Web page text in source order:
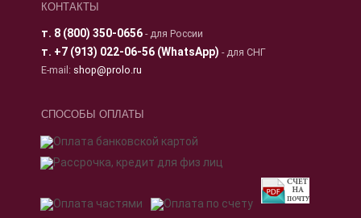
КОНТАКТЫ
т. 8 (800) 350-0656- для России
т. +7 (913) 022-06-56 (WhatsApp) - для СНГ
E-mail: shop@prolo.ru
СПОСОБЫ ОПЛАТЫ